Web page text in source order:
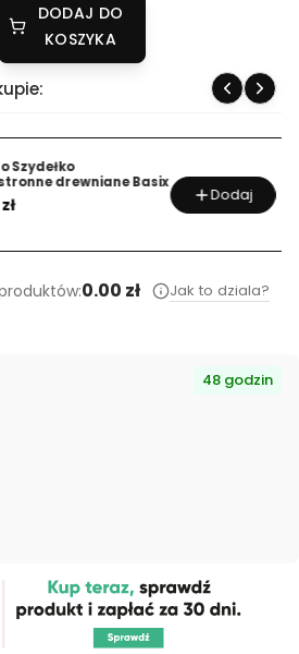
DODAJ DO
KOSZYKA
Szydełko
drewniane Basix
Dodaj
0.00 zł Jak to dziala?
48 godzin